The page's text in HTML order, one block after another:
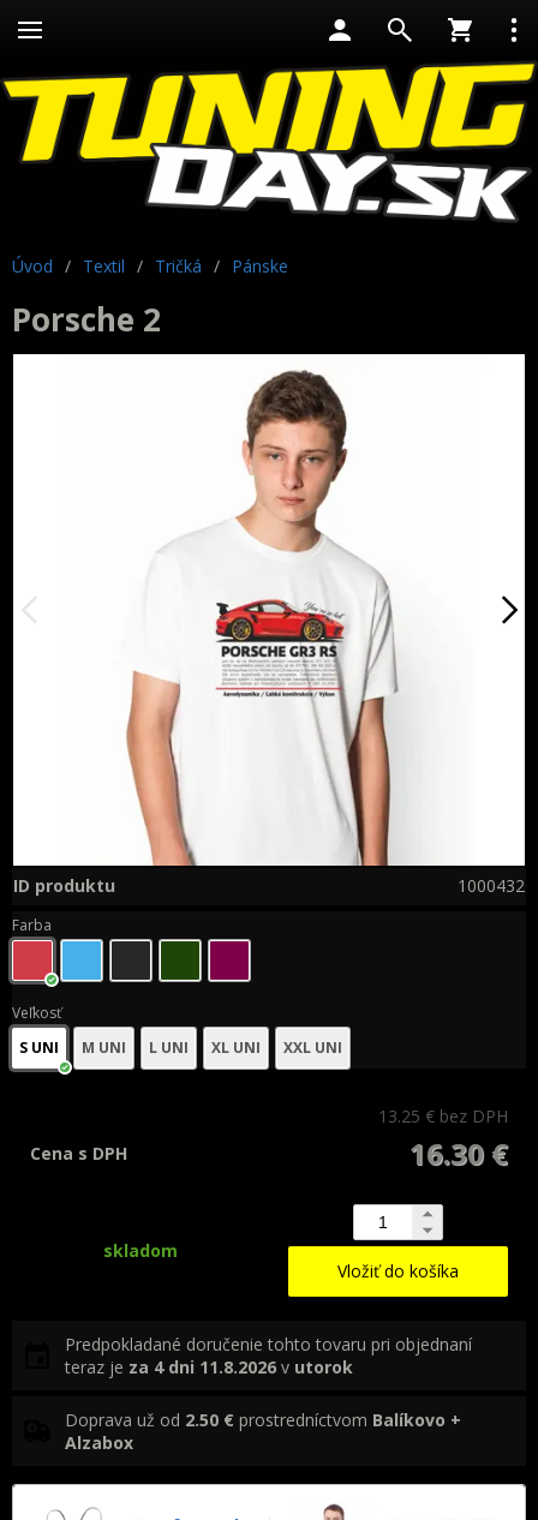
Úvod / Textil / Tričká / Pánske
Porsche 2
ID produktu 1000432
Farba
Veľkosť
S UNI
M UNI L UNI XL UNI XXL UNI
13.25 € bez DPH
16.30 €
Cena s DPH
skladom
Vložiť do košíka
Predpokladané doručenie tohto tovaru pri objednaní
teraz je za 4 dni 11.8.2026 v utorok
Doprava už od 2.50 € prostredníctvom Balíkovo +
Alzabox